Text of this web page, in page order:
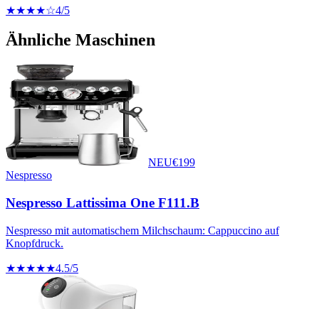
★★★★☆4/5
Ähnliche Maschinen
NEU€199
Nespresso
Nespresso Lattissima One F111.B
Nespresso mit automatischem Milchschaum: Cappuccino auf
Knopfdruck.
★★★★★4.5/5